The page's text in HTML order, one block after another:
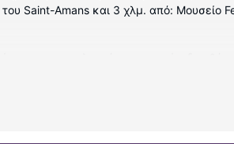
Saint-Amans και 3 χλμ. από: Μουσείο
σας δορυφορικά κανάλια. Τα